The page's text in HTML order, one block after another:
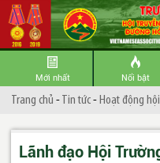
Mới nhất Nổi bật
Trang chủ -Tin tức- Hoạt động hội
Lãnh đạo Hội